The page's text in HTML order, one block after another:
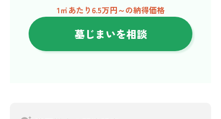
1㎡あたり6.5万円～の納得価格
墓じまいを相談